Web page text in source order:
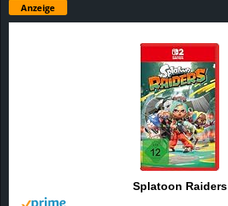
Anzeige
Splatoon Raiders